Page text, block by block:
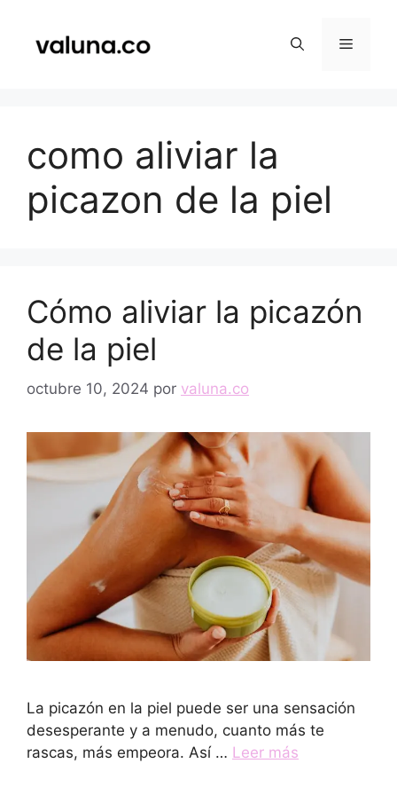
contenido
Menú
como aliviar la
picazon de la piel
Cómo aliviar la picazón
de la piel
octubre 10, 2024 por valuna.co
La picazón en la piel puede ser una sensación
desesperante y a menudo, cuanto más te
rascas, más empeora. Así … Leer más